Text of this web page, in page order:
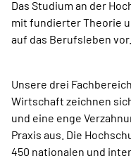
Das Studium an der
mit fundierter Theorie
auf das Berufsleben vor.
Unsere drei
Wirtschaft zeichnen
und eine enge
Praxis aus. Die
450 nationalen und